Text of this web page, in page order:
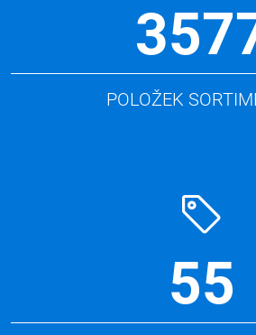
POLOŽEK
55